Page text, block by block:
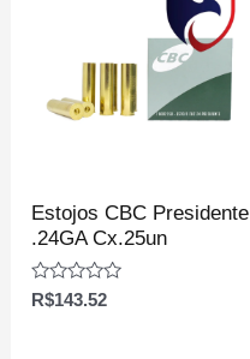
Estojos CBC Presidente
.24GA Cx.25un
Avaliação
0
R$143.52